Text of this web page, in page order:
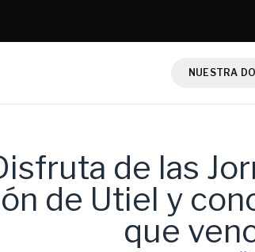
NUESTRA DO
de las
de Utiel y
que